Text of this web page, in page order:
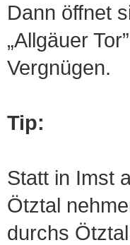
Dann öffnet
„Allgäuer
Vergnügen.
Tip:
Statt in Imst
Ötztal
durchs